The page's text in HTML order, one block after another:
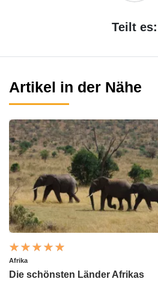
Teilt es:
Artikel in der Nähe
Afrika
Die schönsten Länder Afrikas